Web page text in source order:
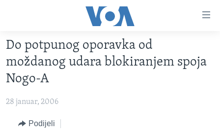
glavni
sadržaj
Pređi
na
glavnu
navigaciju
TV PROGRAM
FOTOGRAFIJE DANA
VIJESTI
SJEDINJENE AMERIČKE DRŽAVE
NAUKA I TEHNOLOGIJA
Do potpunog oporavka od
moždanog udara blokiranjem spoja
Nogo-A
28 januar, 2006
Podijeli